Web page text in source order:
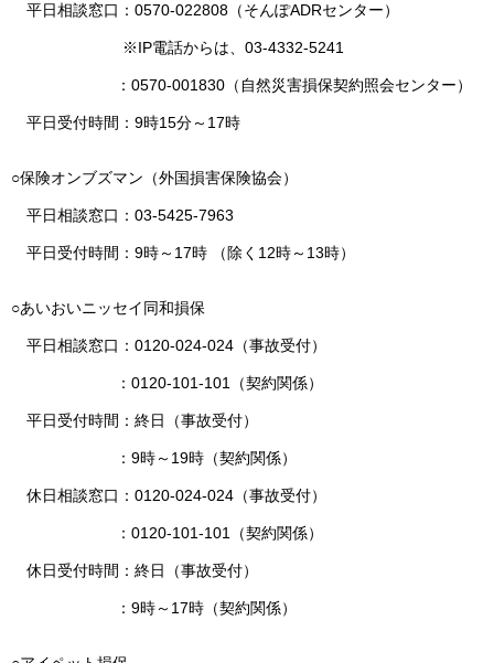
平日相談窓口：0570-022808（そんぽADRセンター）
※IP電話からは、03-4332-5241
：0570-001830（自然災害損保契約照会センター）
平日受付時間：9時15分～17時
○保険オンブズマン（外国損害保険協会）
平日相談窓口：03-5425-7963
平日受付時間：9時～17時 （除く12時～13時）
○あいおいニッセイ同和損保
平日相談窓口：0120-024-024（事故受付）
：0120-101-101（契約関係）
平日受付時間：終日（事故受付）
：9時～19時（契約関係）
休日相談窓口：0120-024-024（事故受付）
：0120-101-101（契約関係）
休日受付時間：終日（事故受付）
：9時～17時（契約関係）